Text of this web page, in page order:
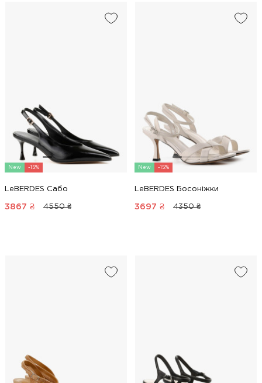
New -15%
LeBERDES Сабо
3867 ₴ 4550 ₴
New -15%
LeBERDES Босоніжки
3697 ₴ 4350 ₴